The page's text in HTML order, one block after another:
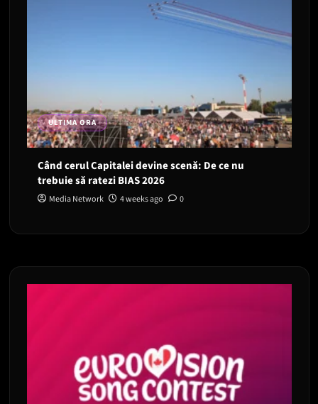
ULTIMA ORA
Când cerul Capitalei devine scenă: De ce nu
trebuie să ratezi BIAS 2026
Media Network 4 weeks ago 0